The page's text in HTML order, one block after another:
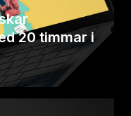
20 timmar i